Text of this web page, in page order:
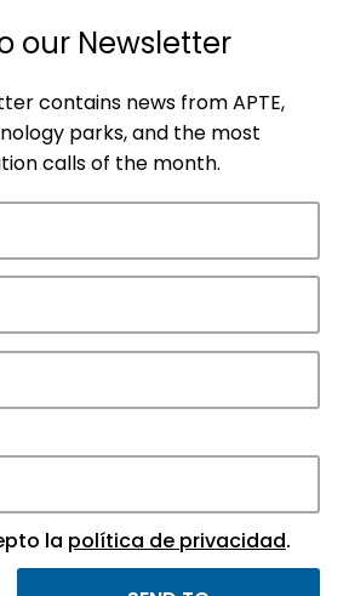
parks.
our Newsletter
contains news from APTE,
parks, and the most
calls of the month.
la política de privacidad.